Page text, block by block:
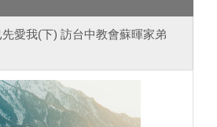
先愛我(下) 訪台中教會蘇暉家弟